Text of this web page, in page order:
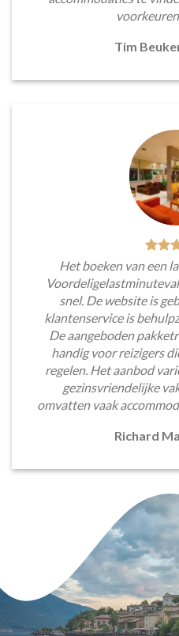
Tim
Het boeken van een
snel. De website is
klantenservice is
De aangeboden
handig voor reizigers
regelen. Het aanbod
gezinsvriendelijke
omvatten vaak
Richard